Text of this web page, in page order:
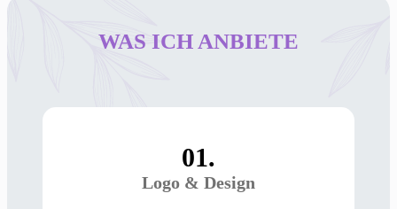
WAS ICH ANBIETE
01.
Logo & Design